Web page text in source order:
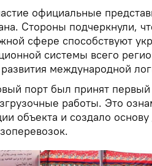
официальные
Стороны подчеркнули,
сфере способствуют
системы всего
международной
порт был принят первый
работы. Это
объекта и создало